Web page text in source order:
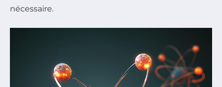
nécessaire.